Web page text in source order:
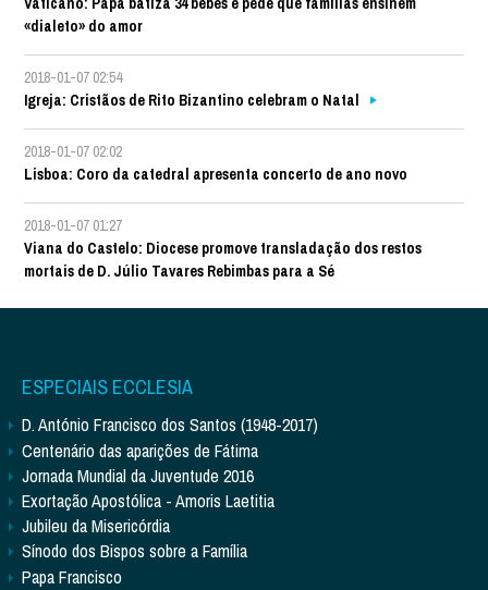
«dialeto» do amor
2018-01-07 02:54
Igreja: Cristãos de Rito Bizantino celebram o Natal
2018-01-07 02:02
Lisboa: Coro da catedral apresenta concerto de ano novo
2018-01-07 01:27
Viana do Castelo: Diocese promove transladação dos restos
mortais de D. Júlio Tavares Rebimbas para a Sé
ESPECIAIS ECCLESIA
D. António Francisco dos Santos (1948-2017)
Centenário das aparições de Fátima
Jornada Mundial da Juventude 2016
Exortação Apostólica - Amoris Laetitia
Jubileu da Misericórdia
Sínodo dos Bispos sobre a Família
Papa Francisco